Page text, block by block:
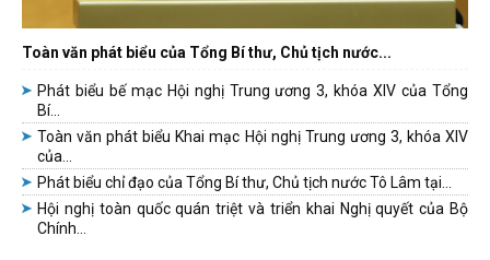
Toàn văn phát biểu của Tổng Bí thư, Chủ tịch nước...
Phát biểu bế mạc Hội nghị Trung ương 3, khóa XIV của Tổng
Bí...
Toàn văn phát biểu Khai mạc Hội nghị Trung ương 3, khóa XIV
của...
Phát biểu chỉ đạo của Tổng Bí thư, Chủ tịch nước Tô Lâm tại...
Hội nghị toàn quốc quán triệt và triển khai Nghị quyết của Bộ
Chính...